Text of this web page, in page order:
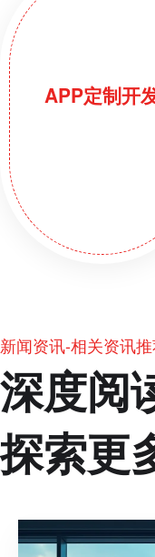
APP定制开
新闻资讯-相关资讯
深度阅
探索更